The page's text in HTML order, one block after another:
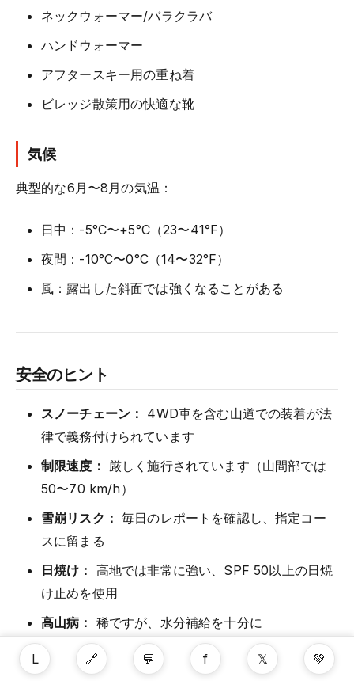
ネックウォーマー/バラクラバ
ハンドウォーマー
アフタースキー用の重ね着
ビレッジ散策用の快適な靴
気候
典型的な6月〜8月の気温：
日中：-5°C〜+5°C（23〜41°F）
夜間：-10°C〜0°C（14〜32°F）
風：露出した斜面では強くなることがある
安全のヒント
スノーチェーン： 4WD車を含む山道での装着が法
律で義務付けられています
制限速度： 厳しく施行されています（山間部では
50〜70 km/h）
雪崩リスク： 毎日のレポートを確認し、指定コー
スに留まる
日焼け： 高地では非常に強い、SPF 50以上の日焼
け止めを使用
高山病： 稀ですが、水分補給を十分に
スキーパトロール： 両リゾートに専門的なパトロ
ールサービスがあります
L 🔗 💬 f 𝕏 💚